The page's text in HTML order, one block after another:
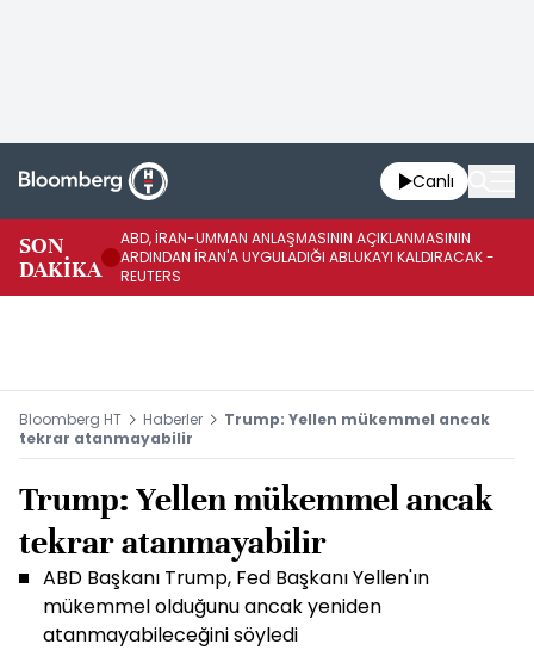
Canlı
SON
DAKİKA
ABD, İRAN-UMMAN ANLAŞMASININ AÇIKLANMASININ
ARDINDAN İRAN'A UYGULADIĞI ABLUKAYI KALDIRACAK -
REUTERS
Bloomberg HT Haberler
Trump: Yellen mükemmel ancak
tekrar atanmayabilir
Trump: Yellen mükemmel ancak
tekrar atanmayabilir
ABD Başkanı Trump, Fed Başkanı Yellen'ın
mükemmel olduğunu ancak yeniden
atanmayabileceğini söyledi